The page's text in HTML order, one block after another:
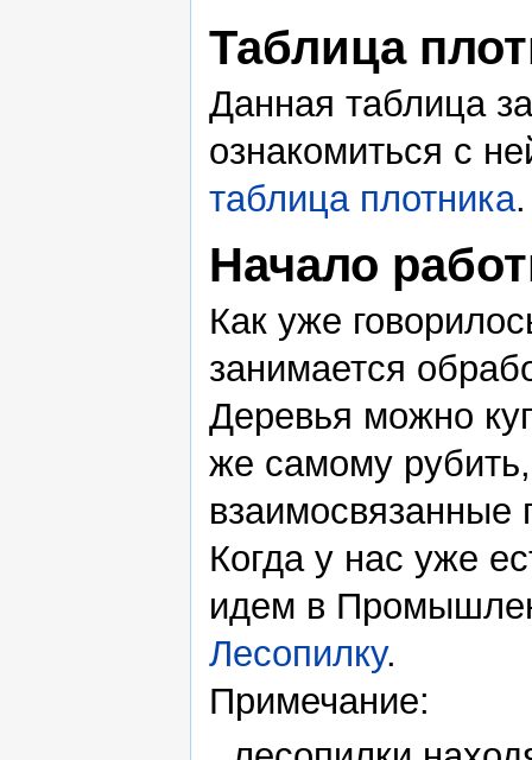
Таблица
Данная таблица
ознакомиться с
таблица плотника.
Начало
Как уже
занимается
Деревья можно
же самому
взаимосвязанные
Когда у нас уже
идем в
Лесопилку.
Примечание: